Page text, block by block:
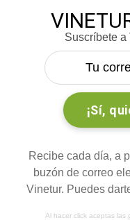
Suscríbete a
Recibe cada día, a
buzón de correo
Vinetur. Puedes
Al hacer click aceptas las